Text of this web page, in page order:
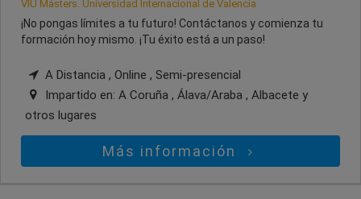
VIU Másters. Universidad Internacional de Valencia
¡No pongas límites a tu futuro! Contáctanos y comienza tu
formación hoy mismo. ¡Tu éxito está a un paso!
A Distancia , Online , Semi-presencial
Impartido en: A Coruña , Álava/Araba , Albacete y
otros lugares
Más información